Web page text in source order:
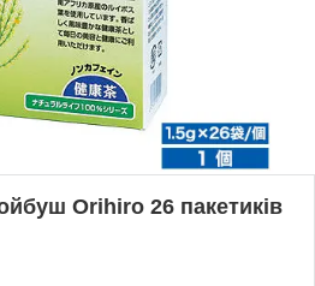
Orihiro 26 пакетиків